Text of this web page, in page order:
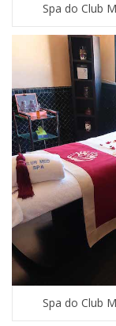
Spa do Club
Spa do Club